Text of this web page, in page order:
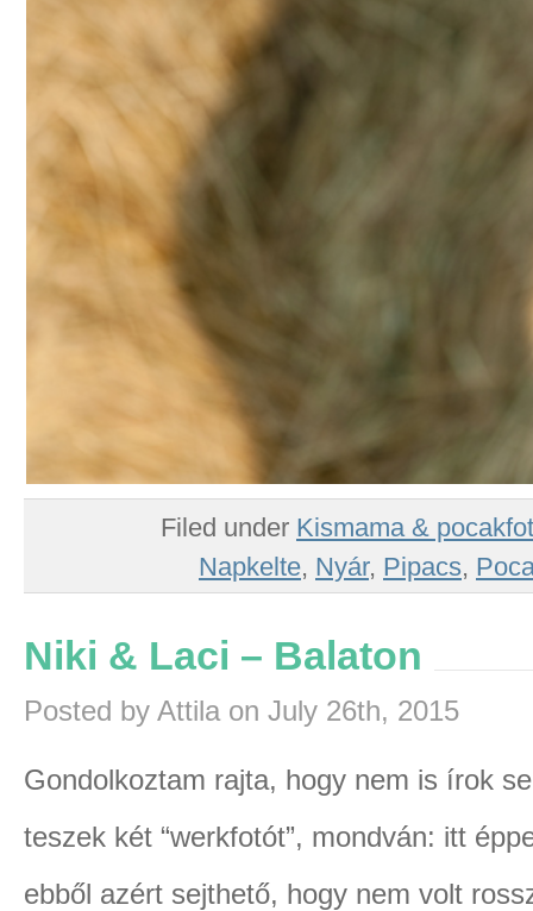
Filed under Kismama &
Napkelte, Nyár, Pipacs,
Niki & Laci – Balaton
Posted by Attila on July 26th, 2015
Gondolkoztam rajta, hogy nem is írok
teszek két “werkfotót”, mondván: itt
ebből azért sejthető, hogy nem volt